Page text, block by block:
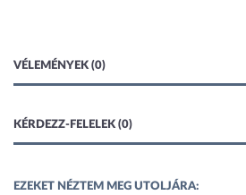
VÉLEMÉNYEK (0)
KÉRDEZZ-FELELEK (0)
EZEKET NÉZTEM MEG UTOLJÁRA: